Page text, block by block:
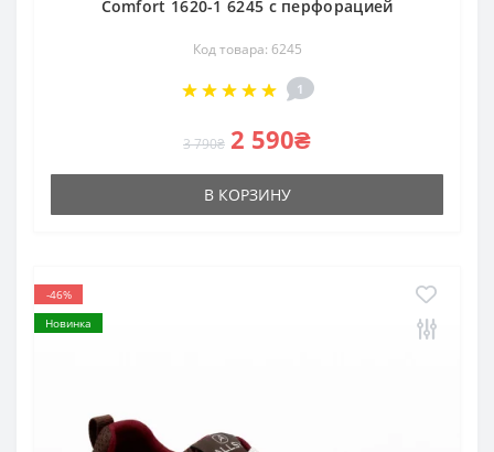
Comfort 1620-1 6245 с перфорацией
Код товара: 6245
1
3 790₴ 2 590₴
В КОРЗИНУ
-46%
Новинка